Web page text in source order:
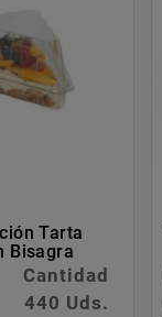
Tarta
Bisagra
Cantidad
440 Uds.